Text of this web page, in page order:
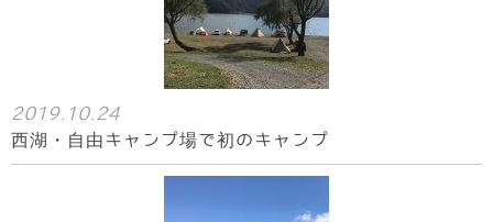
2019.10.24
西湖・自由キャンプ場で初のキャンプ